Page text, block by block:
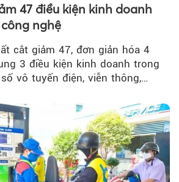
47 điều kiện kinh doanh
nghệ
cắt giảm 47, đơn giản hóa 4
3 điều kiện kinh doanh trong
vô tuyến điện, viễn thông,
quyền, đơn giản hóa thủ tục